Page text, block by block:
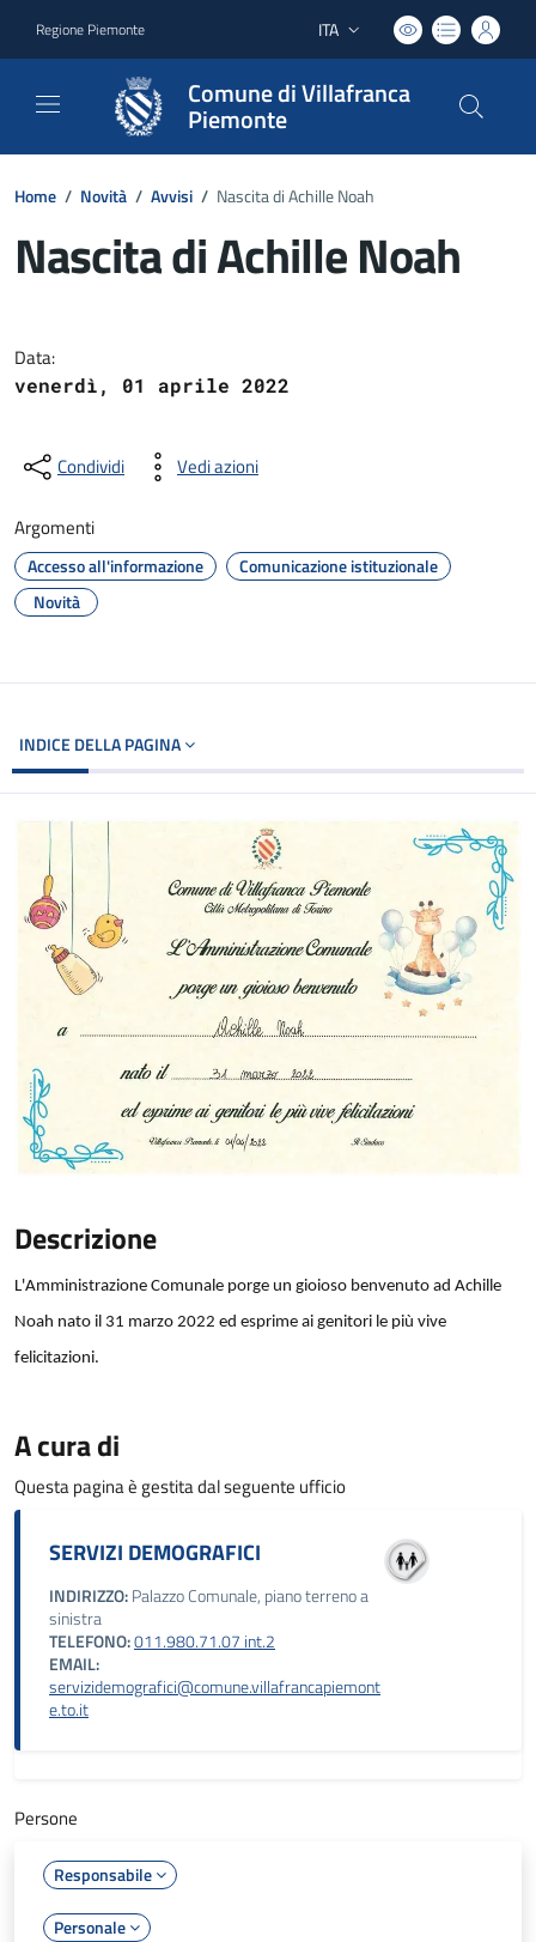
Regione Piemonte Lingua attiva:
ITA
Comune di Villafranca
Piemonte
Home / Novità / Avvisi / Nascita di Achille Noah
Nascita di Achille Noah
Data:
venerdì, 01 aprile 2022
Condividi Vedi azioni
Argomenti
Accesso all'informazione
Comunicazione istituzionale
Novità
INDICE DELLA PAGINA
Descrizione
L'Amministrazione Comunale porge un gioioso benvenuto ad Achille
Noah nato il 31 marzo 2022 ed esprime ai genitori le più vive
felicitazioni.
A cura di
Questa pagina è gestita dal seguente ufficio
SERVIZI DEMOGRAFICI
INDIRIZZO:Palazzo Comunale, piano terreno a
sinistra
TELEFONO:011.980.71.07 int.2
EMAIL:
servizidemografici@comune.villafrancapiemont
e.to.it
Persone
Responsabile
Personale